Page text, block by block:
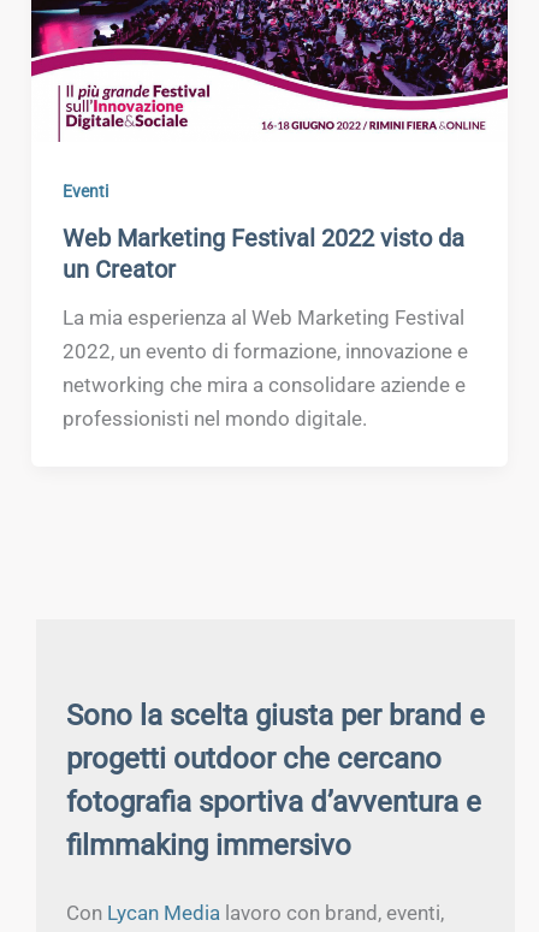
Eventi
Web Marketing Festival 2022 visto da
un Creator
La mia esperienza al Web Marketing Festival
2022, un evento di formazione, innovazione e
networking che mira a consolidare aziende e
professionisti nel mondo digitale.
Sono la scelta giusta per brand e
progetti outdoor che cercano
fotografia sportiva d’avventura e
filmmaking immersivo
Con Lycan Media lavoro con brand, eventi,